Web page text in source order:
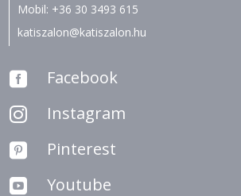
Mobil: +36 30 3493 615
katiszalon@katiszalon.hu
 Facebook
 Instagram
 Pinterest
 Youtube